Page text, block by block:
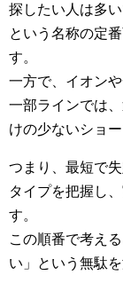
探したい人は多
という名称の定
す。
一方で、イオン
一部ラインでは
けの少ないショ
つまり、最短で
タイプを把握し
す。
この順番で考え
い」という無駄